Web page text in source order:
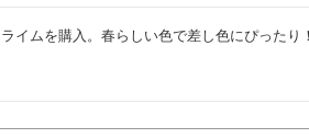
ライムを購入。春らしい色で差し色にぴったり